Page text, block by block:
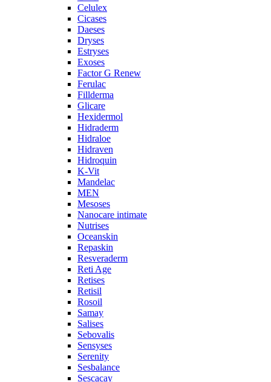
Celulex
Cicases
Daeses
Dryses
Estryses
Exoses
Factor G Renew
Ferulac
Fillderma
Glicare
Hexidermol
Hidraderm
Hidraloe
Hidraven
Hidroquin
K-Vit
Mandelac
MEN
Mesoses
Nanocare intimate
Nutrises
Oceanskin
Repaskin
Resveraderm
Reti Age
Retises
Retisil
Rosoil
Samay
Salises
Sebovalis
Sensyses
Serenity
Sesbalance
Sescacay